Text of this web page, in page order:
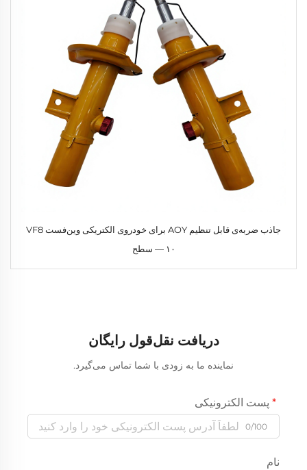
جاذب ضربه‌ی قابل تنظیم AOY برای خودروی الکتریکی وین‌فست VF8
— ۱۰ سطح
دریافت نقل‌قول رایگان
نماینده ما به زودی با شما تماس می‌گیرد.
پست الکترونیکی
0/100
نام